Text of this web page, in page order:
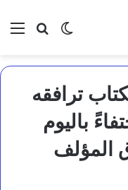
بحثالوضع
ترافقه
باليوم
المؤلف